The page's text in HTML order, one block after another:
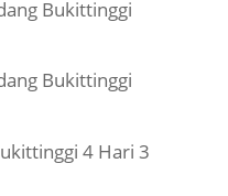
Bukittinggi
Bukittinggi
4 Hari 3